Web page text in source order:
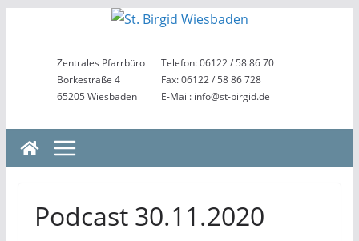
springenZentrales Pfarrbüro
Borkestraße 4
65205 Wiesbaden
Telefon: 06122 / 58 86 70
Fax: 06122 / 58 86 728
E-Mail: info@st-birgid.de
Podcast 30.11.2020